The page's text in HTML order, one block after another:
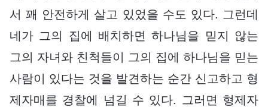
서 꽤 안전하게 살고 있었을 수도 있다. 그런데
네가 그의 집에 배치하면 하나님을 믿지 않는
그의 자녀와 친척들이 그의 집에 하나님을 믿는
사람이 있다는 것을 발견하는 순간 신고하고 형
제자매를 경찰에 넘길 수 있다. 그러면 형제자